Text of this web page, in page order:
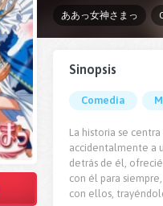
ああっ女神さまっ
Sinopsis
Comedia
La historia se
accidentalmente a
detrás de él,
con él para
con ellos,